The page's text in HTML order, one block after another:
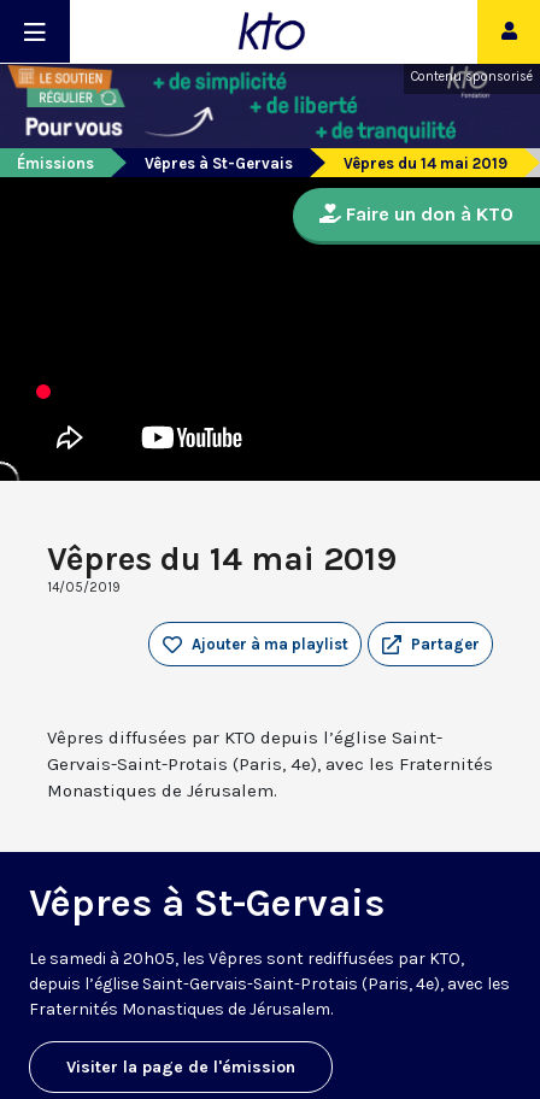
Contenu sponsorisé
Émissions Vêpres à St-Gervais Vêpres du 14 mai 2019
Vêpres du 14 mai 2019
14/05/2019
Partager
Ajouter à ma playlist
Vêpres diffusées par KTO depuis l’église Saint-
Gervais-Saint-Protais (Paris, 4e), avec les Fraternités
Monastiques de Jérusalem.
Vêpres à St-Gervais
Le samedi à 20h05, les Vêpres sont rediffusées par KTO,
depuis l’église Saint-Gervais-Saint-Protais (Paris, 4e), avec les
Fraternités Monastiques de Jérusalem.
Visiter la page de l'émission
Faire un don à KTO